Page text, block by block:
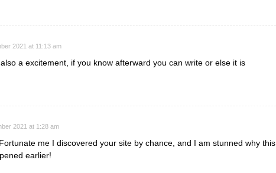
2021 at 11:13 am
a excitement, if you know afterward you can write or else it is
2021 at 1:28 am
me I discovered your site by chance, and I am stunned why this
earlier!